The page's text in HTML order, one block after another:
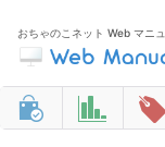
おちゃのこネット Web マニ